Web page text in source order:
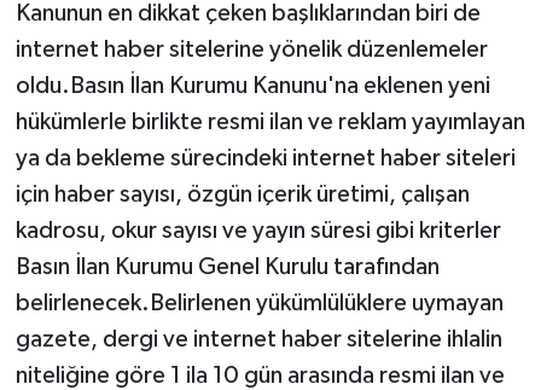
Kanunun en dikkat çeken başlıklarından biri de
internet haber sitelerine yönelik düzenlemeler
oldu.Basın İlan Kurumu Kanunu'na eklenen yeni
hükümlerle birlikte resmi ilan ve reklam yayımlayan
ya da bekleme sürecindeki internet haber siteleri
için haber sayısı, özgün içerik üretimi, çalışan
kadrosu, okur sayısı ve yayın süresi gibi kriterler
Basın İlan Kurumu Genel Kurulu tarafından
belirlenecek.Belirlenen yükümlülüklere uymayan
gazete, dergi ve internet haber sitelerine ihlalin
niteliğine göre 1 ila 10 gün arasında resmi ilan ve